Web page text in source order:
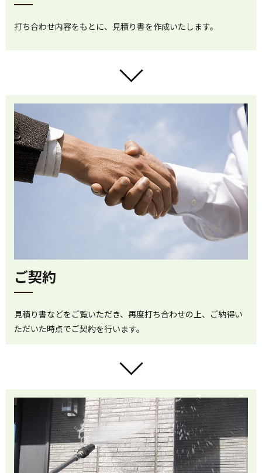
打ち合わせ内容をもとに、見積り書を作成いたします。
ご契約
見積り書などをご覧いただき、再度打ち合わせの上、ご納得い
ただいた時点でご契約を行います。